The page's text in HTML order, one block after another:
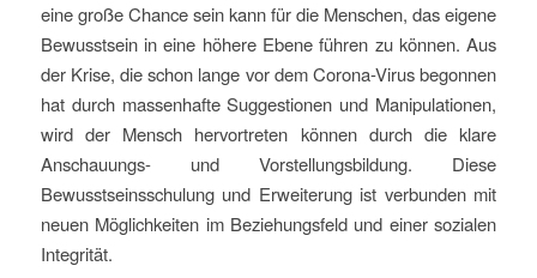
eine große Chance sein kann für die Menschen, das eigene
Bewusstsein in eine höhere Ebene führen zu können. Aus
der Krise, die schon lange vor dem Corona-Virus begonnen
hat durch massenhafte Suggestionen und Manipulationen,
wird der Mensch hervortreten können durch die klare
Anschauungs- und Vorstellungsbildung. Diese
Bewusstseinsschulung und Erweiterung ist verbunden mit
neuen Möglichkeiten im Beziehungsfeld und einer sozialen
Integrität.